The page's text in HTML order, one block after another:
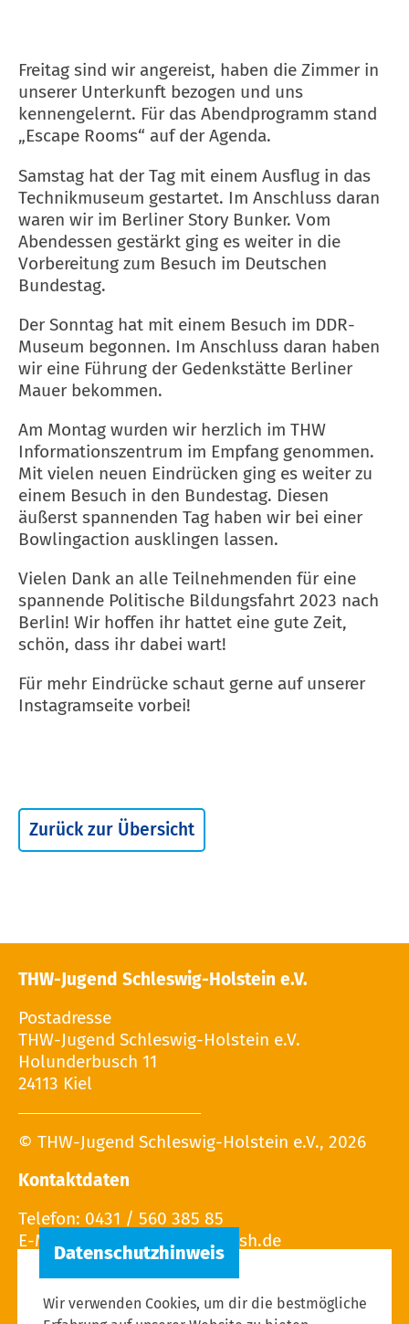
Freitag sind wir angereist, haben die Zimmer in
unserer Unterkunft bezogen und uns
kennengelernt. Für das Abendprogramm stand
„Escape Rooms“ auf der Agenda.
Samstag hat der Tag mit einem Ausflug in das
Technikmuseum gestartet. Im Anschluss daran
waren wir im Berliner Story Bunker. Vom
Abendessen gestärkt ging es weiter in die
Vorbereitung zum Besuch im Deutschen
Bundestag.
Der Sonntag hat mit einem Besuch im DDR-
Museum begonnen. Im Anschluss daran haben
wir eine Führung der Gedenkstätte Berliner
Mauer bekommen.
Am Montag wurden wir herzlich im THW
Informationszentrum im Empfang genommen.
Mit vielen neuen Eindrücken ging es weiter zu
einem Besuch in den Bundestag. Diesen
äußerst spannenden Tag haben wir bei einer
Bowlingaction ausklingen lassen.
Vielen Dank an alle Teilnehmenden für eine
spannende Politische Bildungsfahrt 2023 nach
Berlin! Wir hoffen ihr hattet eine gute Zeit,
schön, dass ihr dabei wart!
Für mehr Eindrücke schaut gerne auf unserer
Instagramseite vorbei!
Zurück zur Übersicht
THW-Jugend Schleswig-Holstein e.V.
Postadresse
THW-Jugend Schleswig-Holstein e.V.
Holunderbusch 11
24113 Kiel
© THW-Jugend Schleswig-Holstein e.V., 2026
Kontaktdaten
Telefon: 0431 / 560 385 85
E-Mail: info (at) thw-jugend-sh.de
Wir verwenden Cookies, um dir die bestmögliche